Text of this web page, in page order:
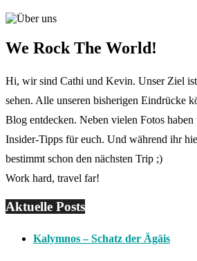
We Rock The World!
Hi, wir sind Cathi und Kevin. Unser Ziel ist
sehen. Alle unseren bisherigen Eindrücke
Blog entdecken. Neben vielen Fotos
Insider-Tipps für euch. Und während ihr
bestimmt schon den nächsten Trip ;)
Work hard, travel far!
Aktuelle Posts
Kalymnos – Schatz der Ägäis